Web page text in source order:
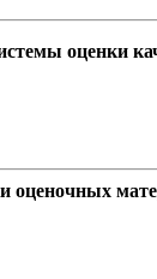
оценки
оценочных